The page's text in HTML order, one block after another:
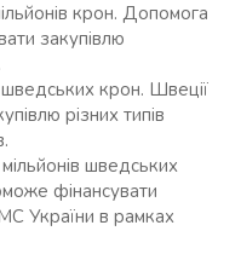
крон. Допомога
закупівлю
шведських крон. Швеції
різних типів
шведських
фінансувати
України в рамках